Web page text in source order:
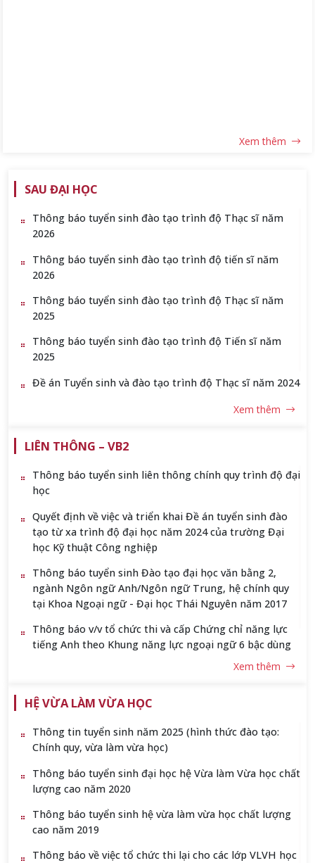
Xem thêm
SAU ĐẠI HỌC
Thông báo tuyển sinh đào tạo trình độ Thạc sĩ năm
2026
Thông báo tuyển sinh đào tạo trình độ tiến sĩ năm
2026
Thông báo tuyển sinh đào tạo trình độ Thạc sĩ năm
2025
Thông báo tuyển sinh đào tạo trình độ Tiến sĩ năm
2025
Đề án Tuyển sinh và đào tạo trình độ Thạc sĩ năm 2024
Thông báo tuyển sinh đào tạo trình độ Thạc sĩ năm
Xem thêm
LIÊN THÔNG – VB2
Thông báo tuyển sinh liên thông chính quy trình độ đại
học
Quyết định về việc và triển khai Đề án tuyển sinh đào
tạo từ xa trình độ đại học năm 2024 của trường Đại
học Kỹ thuật Công nghiệp
Thông báo tuyển sinh Đào tạo đại học văn bằng 2,
ngành Ngôn ngữ Anh/Ngôn ngữ Trung, hệ chính quy
tại Khoa Ngoại ngữ - Đại học Thái Nguyên năm 2017
Thông báo v/v tổ chức thi và cấp Chứng chỉ năng lực
tiếng Anh theo Khung năng lực ngoại ngữ 6 bậc dùng
Xem thêm
HỆ VỪA LÀM VỪA HỌC
Thông tin tuyển sinh năm 2025 (hình thức đào tạo:
Chính quy, vừa làm vừa học)
Thông báo tuyển sinh đại học hệ Vừa làm Vừa học chất
lượng cao năm 2020
Thông báo tuyển sinh hệ vừa làm vừa học chất lượng
cao năm 2019
Thông báo về việc tổ chức thi lại cho các lớp VLVH học